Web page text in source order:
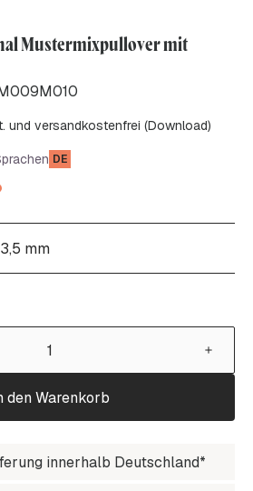
Mustermixpullover mit
und versandkostenfrei (Download)
DE
3,5 mm
den Warenkorb
innerhalb Deutschland*